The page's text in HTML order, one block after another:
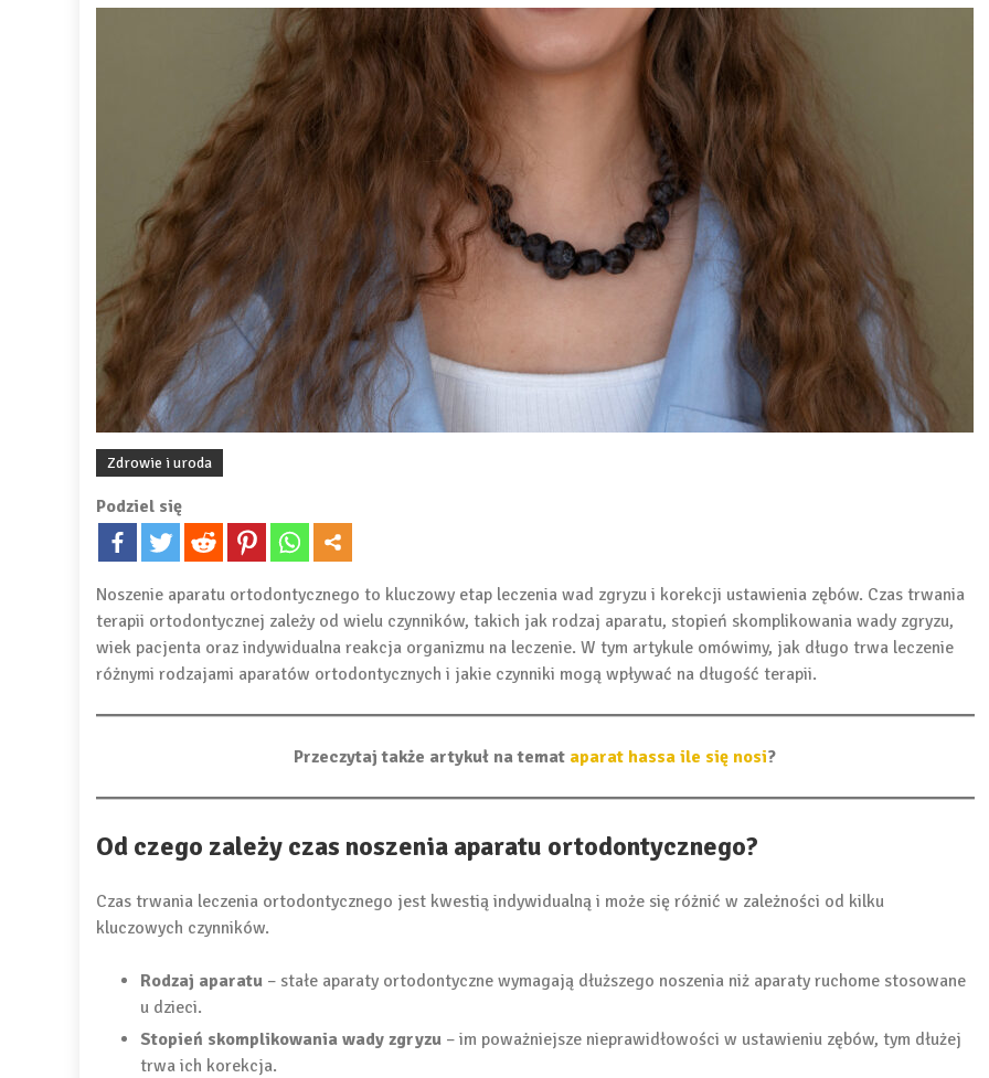
Zdrowie i uroda
Podziel się
Noszenie aparatu ortodontycznego to kluczowy etap leczenia wad zgryzu i korekcji ustawienia zębów. Czas trwania
terapii ortodontycznej zależy od wielu czynników, takich jak rodzaj aparatu, stopień skomplikowania wady zgryzu,
wiek pacjenta oraz indywidualna reakcja organizmu na leczenie. W tym artykule omówimy, jak długo trwa leczenie
różnymi rodzajami aparatów ortodontycznych i jakie czynniki mogą wpływać na długość terapii.
Przeczytaj także artykuł na temat aparat hassa ile się nosi?
Od czego zależy czas noszenia aparatu ortodontycznego?
Czas trwania leczenia ortodontycznego jest kwestią indywidualną i może się różnić w zależności od kilku
kluczowych czynników.
Rodzaj aparatu – stałe aparaty ortodontyczne wymagają dłuższego noszenia niż aparaty ruchome stosowane
u dzieci.
Stopień skomplikowania wady zgryzu – im poważniejsze nieprawidłowości w ustawieniu zębów, tym dłużej
trwa ich korekcja.